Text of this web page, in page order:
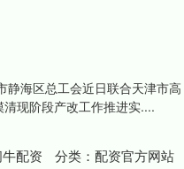
静海区总工会近日联合天津市高
现阶段产改工作推进实....
配资 分类： 配资官方网站